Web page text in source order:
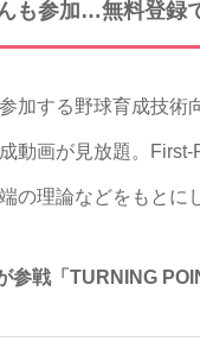
も参加…無料登録
加する野球育成技術
動画が見放題。
の理論などをもとに
参戦「TURNING